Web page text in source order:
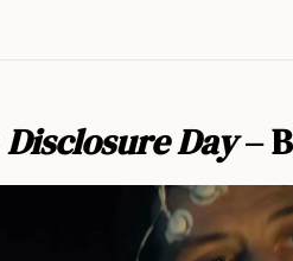
Disclosure Day–